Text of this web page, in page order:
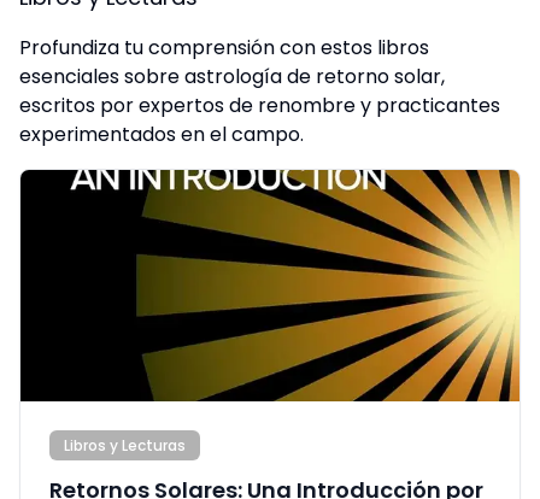
Profundiza tu comprensión con estos libros
esenciales sobre astrología de retorno solar,
escritos por expertos de renombre y practicantes
experimentados en el campo.
Libros y Lecturas
Retornos Solares: Una Introducción por